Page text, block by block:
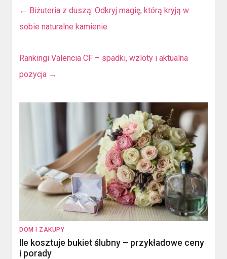
← Biżuteria z duszą: Odkryj magię, którą kryją w
sobie naturalne kamienie
Rankingi Valencia CF – spadki, wzloty i aktualna
pozycja →
DOM I ZAKUPY
Ile kosztuje bukiet ślubny – przykładowe ceny
i porady